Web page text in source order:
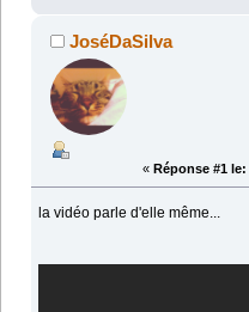
JoséDaSilva
« Réponse #1 le:
la vidéo parle d'elle même...